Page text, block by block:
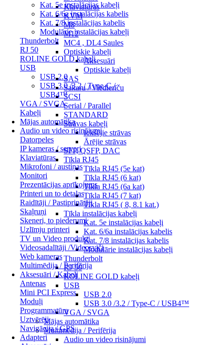
Kat. 5e instalācijas kabeļi
Kat. 6/6a instalācijas kabelis
Kat. 7/8 instalācijas kabelis
Modulārie instalācijas kabeļi
Thunderbolt
RJ 50
ROLINE GOLD kabeļi
USB
USB 2.0
USB 3.0 /3.2 / Type-C /
USB4™
VGA / SVGA
Kabeļi
Mājas automātika
Audio un video risinājumi
Datorpeles
IP kameras / serveri
Klaviatūras
Mikrofoni / austiņas
Monitori
Prezentācijas aprīkojums
Printeri un to detaļas
Raidītāji / Pastiprinātāji
Skaļruņi
Skeneri, to piederumi
Uzlīmju printeri
TV un Video produkti
Videosadalītāji /Videosviči
Web kameras
Multimēdija / Perifērija
Aksesuāri / Kabeļi
Antenas
Mini PCI Express
Moduļi
Programmatūra
Uztvērēji
Navigācija / GPS
Adapteri
Klaviatūras
KVM
M8
M12
MC4 , DL4 Saules
Optiskie kabeļi
Aksesuāri
Optiskie kabeļi
SAS
Sakaru / Viedierīču
SCSI
Serial / Parallel
STANDARD
Strāvas kabeļi
Iekšējie strāvas
Ārējie strāvas
SFP, QSFP, DAC
Tīkla RJ45
Tīkla RJ45 (5e kat)
Tīkla RJ45 (6 kat)
Tīkla RJ45 (6a kat)
Tīkla RJ45 (7 kat)
Tīkla RJ45 ( 8, 8.1 kat.)
Tīkla instalācijas kabeļi
Kat. 5e instalācijas kabeļi
Kat. 6/6a instalācijas kabelis
Kat. 7/8 instalācijas kabelis
Modulārie instalācijas kabeļi
Thunderbolt
RJ 50
ROLINE GOLD kabeļi
USB
USB 2.0
USB 3.0 /3.2 / Type-C / USB4™
VGA / SVGA
Mājas automātika
Multimēdija / Perifērija
Audio un video risinājumi